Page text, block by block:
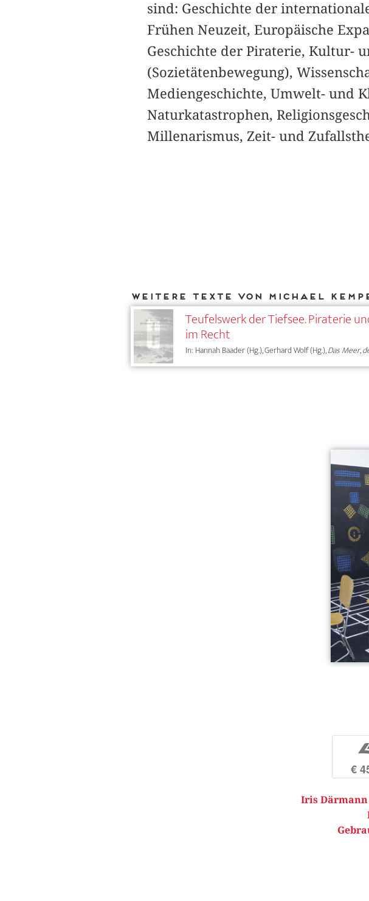
sind: Geschichte der
Frühen Neuzeit, Europäische
Geschichte der Piraterie, Kultur-
(Sozietätenbewegung),
Mediengeschichte, Umwelt- und
Naturkatastrophen,
Millenarismus, Zeit- und
Weitere Texte von Michael Kempe
Teufelswerk der Tiefsee. Piraterie
im Recht
In: Hannah Baader (Hg.), Gerhard Wolf (Hg.),Das Meer,
€
Iris Därmann